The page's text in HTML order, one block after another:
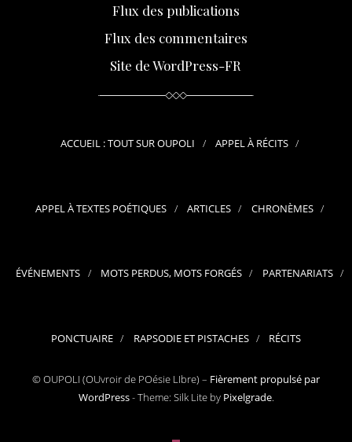
Flux des publications
Flux des commentaires
Site de WordPress-FR
ACCUEIL : TOUT SUR OUPOLI APPEL À RÉCITS
APPEL À TEXTES POÉTIQUES ARTICLES CHRONÈMES
ÉVÉNEMENTS MOTS PERDUS, MOTS FORGÉS PARTENARIATS
PONCTUAIRE RAPSODIE ET PISTACHES RÉCITS
© OUPOLI (OUvroir de POésie LIbre) – Fièrement propulsé par
WordPress-Theme: Silk Lite by Pixelgrade.